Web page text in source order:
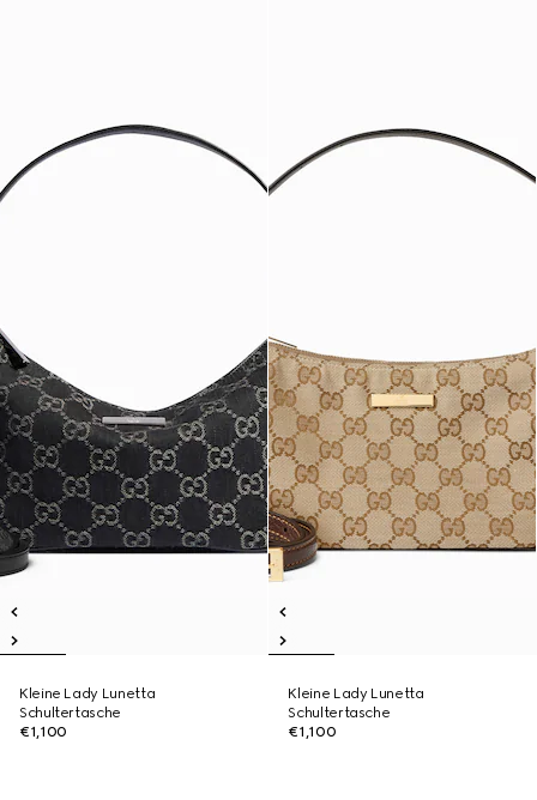
Kleine Lady Lunetta
Schultertasche
€1,100
Kleine Lady Lunetta
Schultertasche
€1,100